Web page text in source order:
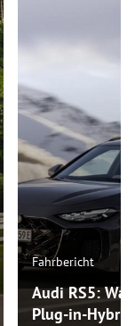
Fahrbericht
Audi RS5:
Plug-in-